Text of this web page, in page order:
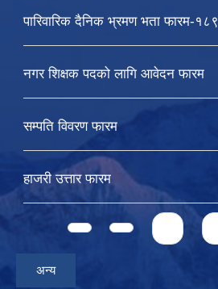
पारिवारिक दैनिक भ्रमण भता फारम-१८९
नगर शिक्षक पदको लागि आवेदन फारम
सम्पति विवरण फारम
हाजरी उत्तार फारम
Pages
अन्य